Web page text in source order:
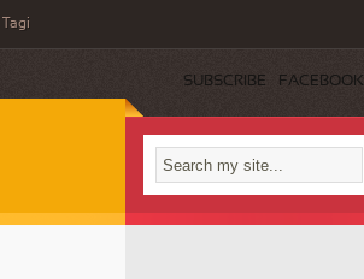
Tagi
SUBSCRIBE FACEBOOK